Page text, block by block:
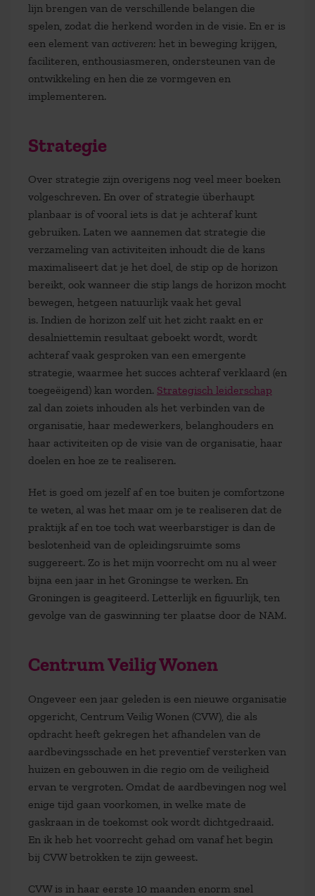
lijn brengen van de verschillende belangen die
spelen, zodat die herkend worden in de visie. En er is
een element van activeren: het in beweging krijgen,
faciliteren, enthousiasmeren, ondersteunen van de
ontwikkeling en hen die ze vormgeven en
implementeren.
Strategie
Over strategie zijn overigens nog veel meer boeken
volgeschreven. En over of strategie überhaupt
planbaar is of vooral iets is dat je achteraf kunt
gebruiken. Laten we aannemen dat strategie die
verzameling van activiteiten inhoudt die de kans
maximaliseert dat je het doel, de stip op de horizon
bereikt, ook wanneer die stip langs de horizon mocht
bewegen, hetgeen natuurlijk vaak het geval
is. Indien de horizon zelf uit het zicht raakt en er
desalniettemin resultaat geboekt wordt, wordt
achteraf vaak gesproken van een emergente
strategie, waarmee het succes achteraf verklaard (en
toegeëigend) kan worden. Strategisch leiderschap
zal dan zoiets inhouden als het verbinden van de
organisatie, haar medewerkers, belanghouders en
haar activiteiten op de visie van de organisatie, haar
doelen en hoe ze te realiseren.
Het is goed om jezelf af en toe buiten je comfortzone
te weten, al was het maar om je te realiseren dat de
praktijk af en toe toch wat weerbarstiger is dan de
beslotenheid van de opleidingsruimte soms
suggereert. Zo is het mijn voorrecht om nu al weer
bijna een jaar in het Groningse te werken. En
Groningen is geagiteerd. Letterlijk en figuurlijk, ten
gevolge van de gaswinning ter plaatse door de NAM.
Centrum Veilig Wonen
Ongeveer een jaar geleden is een nieuwe organisatie
opgericht, Centrum Veilig Wonen (CVW), die als
opdracht heeft gekregen het afhandelen van de
aardbevingsschade en het preventief versterken van
huizen en gebouwen in die regio om de veiligheid
ervan te vergroten. Omdat de aardbevingen nog wel
enige tijd gaan voorkomen, in welke mate de
gaskraan in de toekomst ook wordt dichtgedraaid.
En ik heb het voorrecht gehad om vanaf het begin
bij CVW betrokken te zijn geweest.
CVW is in haar eerste 10 maanden enorm snel